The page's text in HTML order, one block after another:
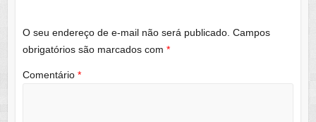
O seu endereço de e-mail não será publicado. Campos
obrigatórios são marcados com *
Comentário *